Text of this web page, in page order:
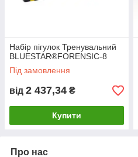
Набір пігулок Тренувальний
BLUESTAR®FORENSIC-8
Під замовлення
від 2 437,34 ₴
Купити
Про нас